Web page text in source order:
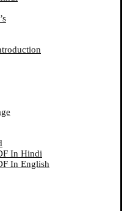
In Hindi
In English